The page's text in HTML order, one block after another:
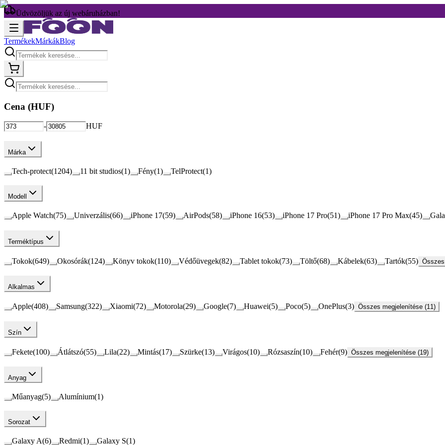
Üdvözöljük az új webáruházban!
TermékekMárkákBlog
Cena (HUF)
- HUF
Márka
Tech-protect(1204) 11 bit studios(1) Fény(1) TelProtect(1)
Modell
Apple Watch(75) Univerzális(66) iPhone 17(59) AirPods(58) iPhone 16(53) iPhone 17 Pro(51) iPhone 17 Pro Max(45)
Terméktípus
Tokok(649) Okosórák(124) Könyv tokok(110) Védőüvegek(82) Tablet tokok(73) Töltő(68) Kábelek(63) Tartók(55)
Alkalmas
Apple(408) Samsung(322) Xiaomi(72) Motorola(29) Google(7) Huawei(5) Poco(5) OnePlus(3) Összes megjelenítése (11)
Szín
Fekete(100) Átlátszó(55) Lila(22) Mintás(17) Szürke(13) Virágos(10) Rózsaszín(10) Fehér(9) Összes megjelenítése (19)
Anyag
Műanyag(5) Alumínium(1)
Sorozat
Galaxy A(6) Redmi(1) Galaxy S(1)